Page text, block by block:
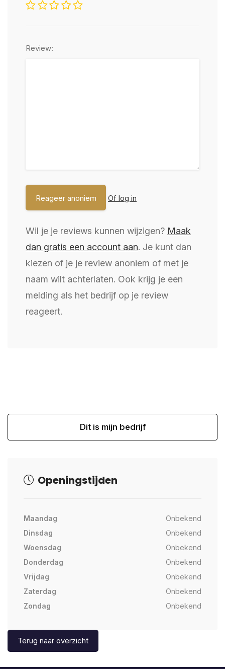
Review:
Of log in
Wil je je reviews kunnen wijzigen? Maak
dan gratis een account aan. Je kunt dan
kiezen of je je review anoniem of met je
naam wilt achterlaten. Ook krijg je een
melding als het bedrijf op je review
reageert.
Dit is mijn bedrijf
Openingstijden
Maandag
Onbekend
Dinsdag
Onbekend
Woensdag
Onbekend
Donderdag
Onbekend
Vrijdag
Onbekend
Zaterdag
Onbekend
Zondag
Onbekend
Terug naar overzicht